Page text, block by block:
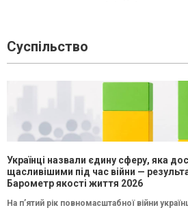
Суспільство
Українці назвали єдину сферу, яка
щасливішими під час війни —
Барометр якості життя 2026
На п’ятий рік повномасштабної війни